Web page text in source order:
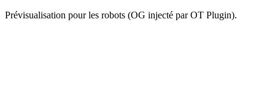
Prévisualisation pour les robots (OG injecté par OT Plugin).